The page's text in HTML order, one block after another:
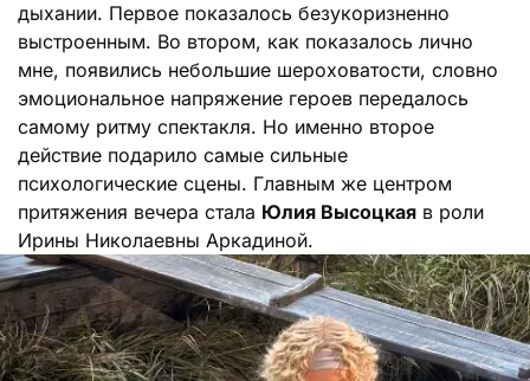
дыхании. Первое показалось безукоризненно
выстроенным. Во втором, как показалось лично
мне, появились небольшие шероховатости, словно
эмоциональное напряжение героев передалось
самому ритму спектакля. Но именно второе
действие подарило самые сильные
психологические сцены. Главным же центром
притяжения вечера стала Юлия Высоцкая в роли
Ирины Николаевны Аркадиной.